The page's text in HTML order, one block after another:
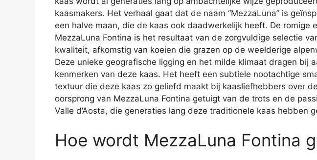
kaasmakers. Het verhaal gaat dat de naam “MezzaLuna” is
een halve maan, die de kaas ook daadwerkelijk heeft. De romige
MezzaLuna Fontina is het resultaat van de zorgvuldige selectie
kwaliteit, afkomstig van koeien die grazen op de weelderige
Deze unieke geografische ligging en het milde klimaat dragen bij
kenmerken van deze kaas. Het heeft een subtiele nootachtige
textuur die deze kaas zo geliefd maakt bij kaasliefhebbers over
oorsprong van MezzaLuna Fontina getuigt van de trots en de
Valle d’Aosta, die generaties lang deze traditionele kaas hebben
Hoe wordt MezzaLuna Fontina